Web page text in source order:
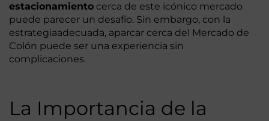
estacionamiento cerca de este icónico mercado
puede parecer un desafío. Sin embargo, con la
estrategiaadecuada, aparcar cerca del Mercado de
Colón puede ser una experiencia sin
complicaciones.
La Importancia de la